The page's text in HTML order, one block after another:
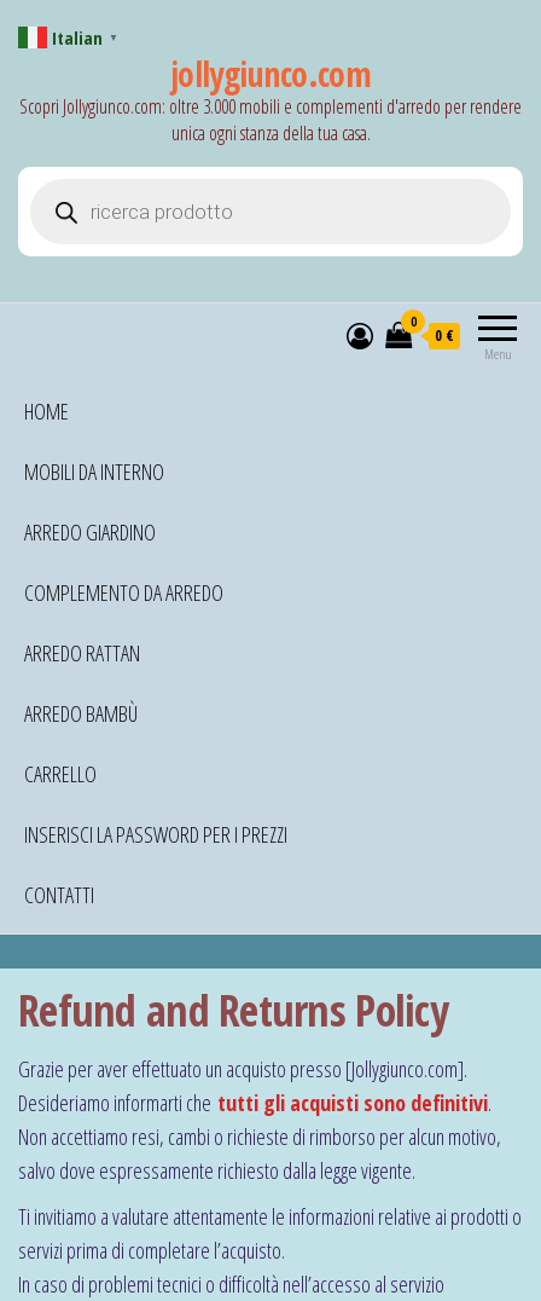
jollygiunco.com
Scopri Jollygiunco.com: oltre 3.000 mobili e complementi d'arredo per rendere
unica ogni stanza della tua casa.
Menu
0
0 €
HOME
MOBILI DA INTERNO
ARREDO GIARDINO
COMPLEMENTO DA ARREDO
ARREDO RATTAN
ARREDO BAMBÙ
CARRELLO
INSERISCI LA PASSWORD PER I PREZZI
CONTATTI
Refund and Returns Policy
Grazie per aver effettuato un acquisto presso [Jollygiunco.com].
Desideriamo informarti che tutti gli acquisti sono definitivi.
Non accettiamo resi, cambi o richieste di rimborso per alcun motivo,
salvo dove espressamente richiesto dalla legge vigente.
Ti invitiamo a valutare attentamente le informazioni relative ai prodotti o
servizi prima di completare l’acquisto.
In caso di problemi tecnici o difficoltà nell’accesso al servizio
Italian ▼